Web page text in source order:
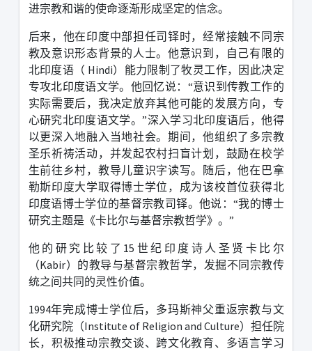
进宗教和谐的使命逐渐形成坚定的信念。
后来，他在印度中部担任司铎时，经常接触不同宗
教及意识形态背景的人士。他意识到，自己有限的
北印度语（ Hindi）能力限制了牧灵工作，因此决定
专攻北印度语文学。他回忆说： “意识到传教工作的
实际需要后，我决定放弃其他可能的发展方向，专
心研究北印度语文学。”深入学习北印度语后，他得
以更深入地融入当地社会。期间，他组织了多宗教
圣乐祈祷活动，并发起农村扫盲计划，鼓励在校学
生前往乡村，教导儿童识字读写。随后，他在巴拿
勒斯印度大学取得博士学位，成为该校首位获得北
印度语博士学位的基督宗教司铎。他说：“我的博士
研究主题是《卡比尔与基督宗教哲学》。 ”
他的研究比较了 15 世纪印度诗人圣贤卡比尔
（Kabir）的教导与基督宗教哲学，发掘不同宗教传
统之间共同的灵性价值。
1994年完成博士学位后，多玛斯神父重返宗教与文
化研究院（Institute of Religion and Culture）担任院
长，积极推动宗教交谈、跨文化教育、多语言学习